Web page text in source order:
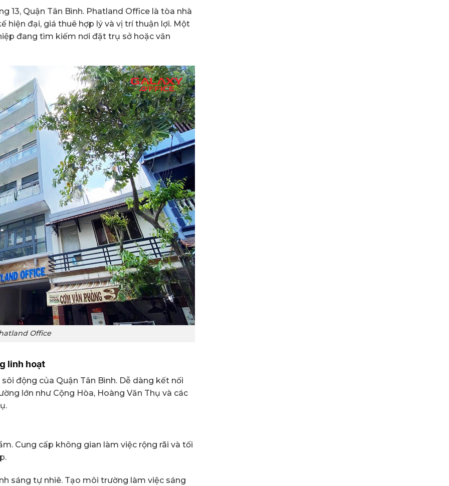
13, Quận Tân Bình. Phatland Office là tòa nhà
hiện đại, giá thuê hợp lý và vị trí thuận lợi. Một
đang tìm kiếm nơi đặt trụ sở hoặc văn
Office
linh hoạt
động của Quận Tân Bình. Dễ dàng kết nối
lớn như Cộng Hòa, Hoàng Văn Thụ và các
Cung cấp không gian làm việc rộng rãi và tối
sáng tự nhiê. Tạo môi trường làm việc sáng